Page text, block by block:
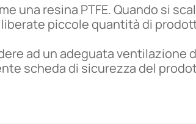
una resina PTFE. Quando si
piccole quantità di
ad un adeguata ventilazione
scheda di sicurezza del